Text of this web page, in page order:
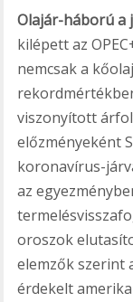
Olajár-háború a
kilépett az
nemcsak a
viszonyított
előzményeként
koronavírus-
az
oroszok
elemzők szerint
érdekelt